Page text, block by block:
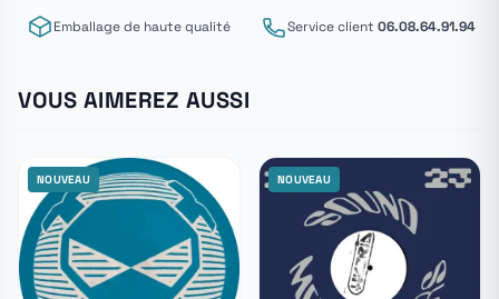
Emballage de haute qualité Service client 06.08.64.91.94
VOUS AIMEREZ AUSSI
NOUVEAU NOUVEAU